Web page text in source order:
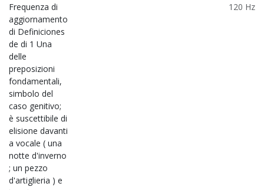
Frequenza di
aggiornamento
di Definiciones
de di 1 Una
delle
preposizioni
fondamentali,
simbolo del
caso genitivo;
è suscettibile di
elisione davanti
a vocale ( una
notte d'inverno
; un pezzo
d'artiglieria ) e
120 Hz